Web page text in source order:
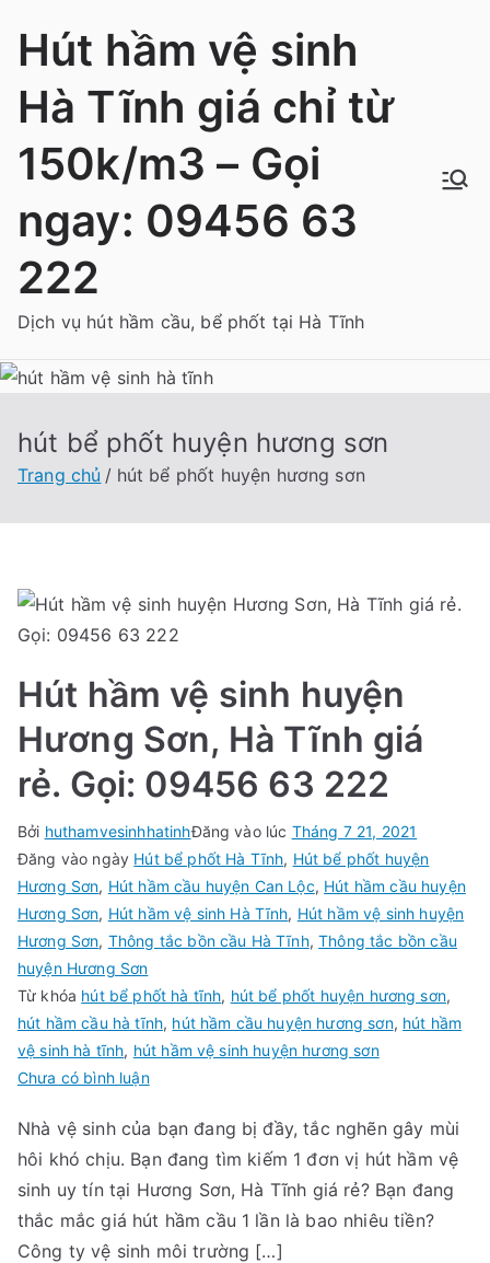
dung
Hút hầm vệ sinh
Hà Tĩnh giá chỉ từ
150k/m3 – Gọi
ngay: 09456 63
222
Dịch vụ hút hầm cầu, bể phốt tại Hà Tĩnh
hút bể phốt huyện hương sơn
Trang chủ hút bể phốt huyện hương sơn
Hút hầm vệ sinh huyện
Hương Sơn, Hà Tĩnh giá
rẻ. Gọi: 09456 63 222
Bởi huthamvesinhhatinhĐăng vào lúc Tháng 7 21, 2021
Đăng vào ngày Hút bể phốt Hà Tĩnh, Hút bể phốt huyện
Hương Sơn, Hút hầm cầu huyện Can Lộc, Hút hầm cầu huyện
Hương Sơn, Hút hầm vệ sinh Hà Tĩnh, Hút hầm vệ sinh huyện
Hương Sơn, Thông tắc bồn cầu Hà Tĩnh,Thông tắc bồn cầu
huyện Hương Sơn
Từ khóa hút bể phốt hà tĩnh, hút bể phốt huyện hương sơn,
hút hầm cầu hà tĩnh, hút hầm cầu huyện hương sơn, hút hầm
vệ sinh hà tĩnh, hút hầm vệ sinh huyện hương sơn
Chưa có bình luậntrong
hầm
vệ
sinh
huyện
Hương
Nhà vệ sinh của bạn đang bị đầy, tắc nghẽn gây mùi
hôi khó chịu. Bạn đang tìm kiếm 1 đơn vị hút hầm vệ
sinh uy tín tại Hương Sơn, Hà Tĩnh giá rẻ? Bạn đang
thắc mắc giá hút hầm cầu 1 lần là bao nhiêu tiền?
Công ty vệ sinh môi trường […]